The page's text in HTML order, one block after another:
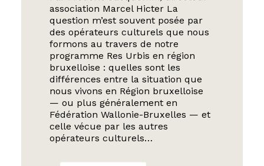
association Marcel Hicter La
question m’est souvent posée par
des opérateurs culturels que nous
formons au travers de notre
programme Res Urbis en région
bruxelloise : quelles sont les
différences entre la situation que
nous vivons en Région bruxelloise
— ou plus généralement en
Fédération Wallonie-Bruxelles — et
celle vécue par les autres
opérateurs culturels…